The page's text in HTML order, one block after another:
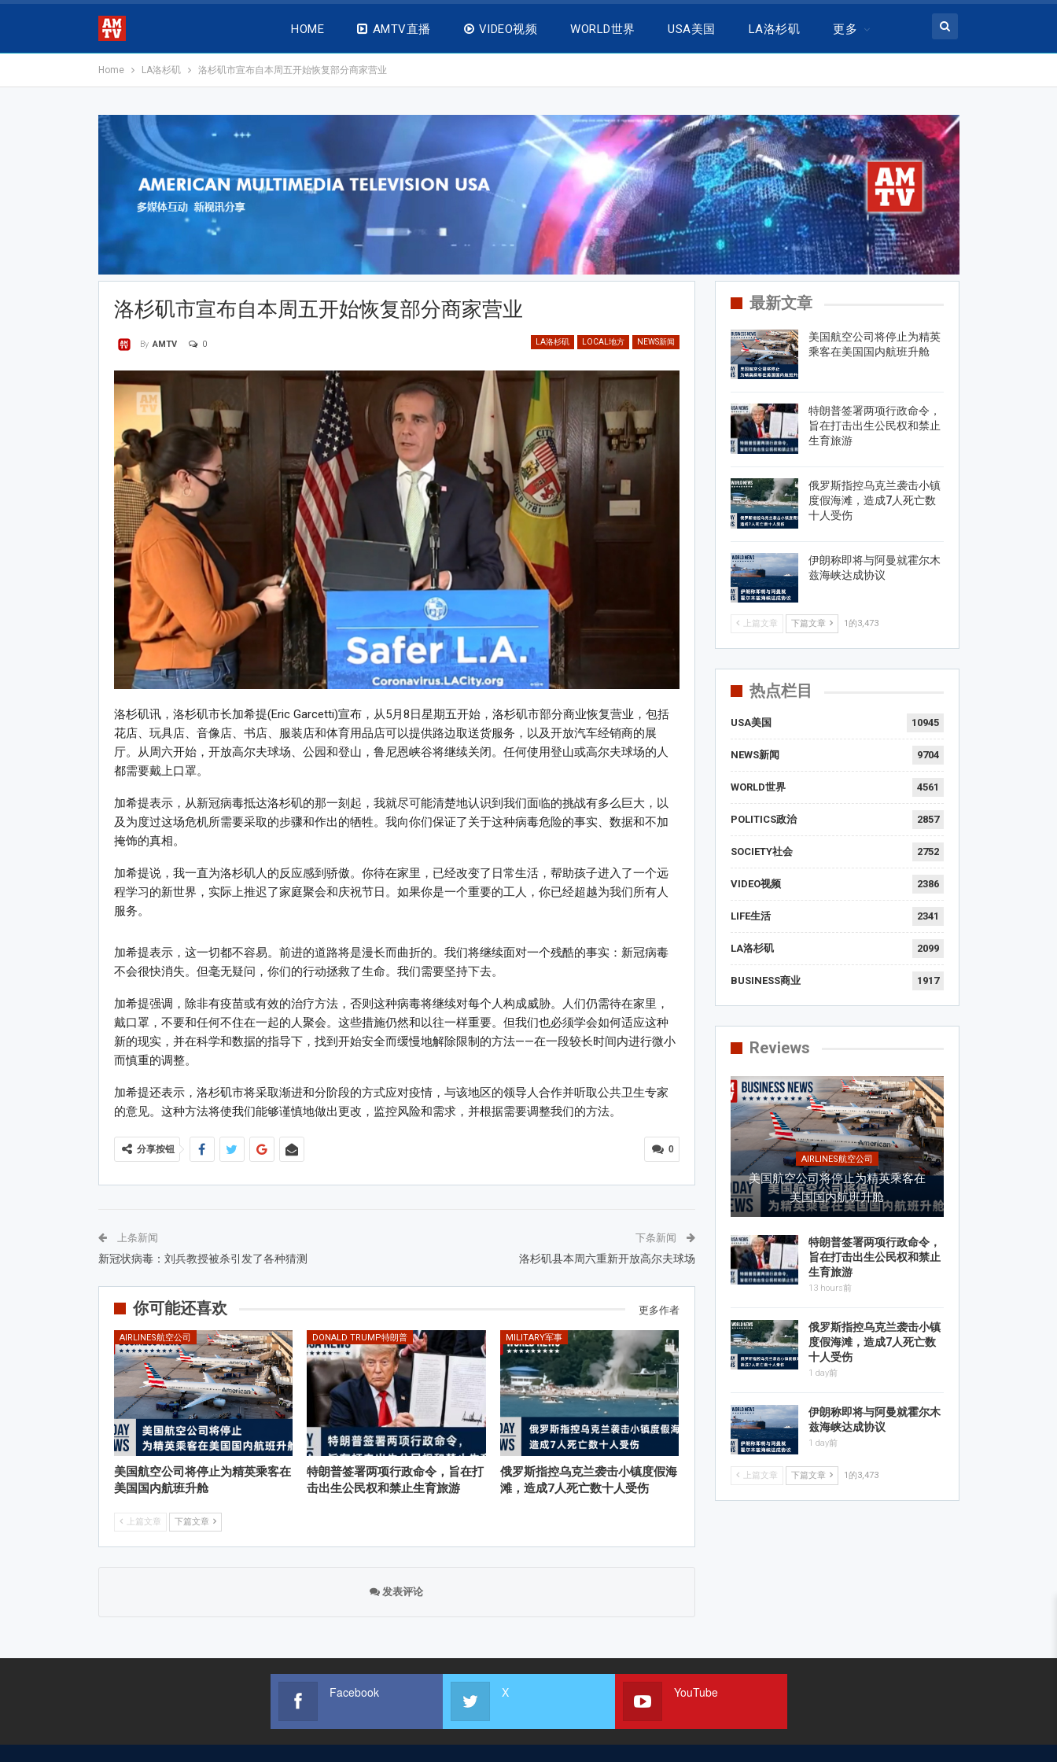
HOME AMTV直播 VIDEO视频 WORLD世界 USA美国 LA洛杉矶 更多
Home LA洛杉矶 洛杉矶市宣布自本周五开始恢复部分商家营业
洛杉矶市宣布自本周五开始恢复部分商家营业
LA洛杉矶 LOCAL地方 NEWS新闻
By AMTV 0
洛杉矶讯，洛杉矶市长加希提(Eric Garcetti)宣布，从5月8日星期五开始，洛杉矶市部分商业恢复营业，包括
花店、玩具店、音像店、书店、服装店和体育用品店可以提供路边取送货服务，以及开放汽车经销商的展
厅。从周六开始，开放高尔夫球场、公园和登山，鲁尼恩峡谷将继续关闭。任何使用登山或高尔夫球场的人
都需要戴上口罩。
加希提表示，从新冠病毒抵达洛杉矶的那一刻起，我就尽可能清楚地认识到我们面临的挑战有多么巨大，以
及为度过这场危机所需要采取的步骤和作出的牺牲。我向你们保证了关于这种病毒危险的事实、数据和不加
掩饰的真相。
加希提说，我一直为洛杉矶人的反应感到骄傲。你待在家里，已经改变了日常生活，帮助孩子进入了一个远
程学习的新世界，实际上推迟了家庭聚会和庆祝节日。如果你是一个重要的工人，你已经超越为我们所有人
服务。
加希提表示，这一切都不容易。前进的道路将是漫长而曲折的。我们将继续面对一个残酷的事实：新冠病毒
不会很快消失。但毫无疑问，你们的行动拯救了生命。我们需要坚持下去。
加希提强调，除非有疫苗或有效的治疗方法，否则这种病毒将继续对每个人构成威胁。人们仍需待在家里，
戴口罩，不要和任何不住在一起的人聚会。这些措施仍然和以往一样重要。但我们也必须学会如何适应这种
新的现实，并在科学和数据的指导下，找到开始安全而缓慢地解除限制的方法——在一段较长时间内进行微小
而慎重的调整。
加希提还表示，洛杉矶市将采取渐进和分阶段的方式应对疫情，与该地区的领导人合作并听取公共卫生专家
的意见。这种方法将使我们能够谨慎地做出更改，监控风险和需求，并根据需要调整我们的方法。
0
分享按钮
上条新闻
新冠状病毒：刘兵教授被杀引发了各种猜测
下条新闻
洛杉矶县本周六重新开放高尔夫球场
你可能还喜欢 更多作者
AIRLINES航空公司
美国航空公司将停止为精英乘客在
美国国内航班升舱
DONALD TRUMP特朗普
特朗普签署两项行政命令，旨在打
击出生公民权和禁止生育旅游
MILITARY军事
俄罗斯指控乌克兰袭击小镇度假海
滩，造成7人死亡数十人受伤
上篇文章 下篇文章
发表评论
最新文章
美国航空公司将停止为精英
乘客在美国国内航班升舱
特朗普签署两项行政命令，
旨在打击出生公民权和禁止
生育旅游
俄罗斯指控乌克兰袭击小镇
度假海滩，造成7人死亡数
十人受伤
伊朗称即将与阿曼就霍尔木
兹海峡达成协议
上篇文章 下篇文章 1的3,473
热点栏目
USA美国 10945
NEWS新闻 9704
WORLD世界 4561
POLITICS政治 2857
SOCIETY社会 2752
VIDEO视频 2386
LIFE生活 2341
LA洛杉矶 2099
BUSINESS商业 1917
Reviews
AIRLINES航空公司
美国航空公司将停止为精英乘客在
美国国内航班升舱
特朗普签署两项行政命令，
旨在打击出生公民权和禁止
生育旅游
13 hours前
俄罗斯指控乌克兰袭击小镇
度假海滩，造成7人死亡数
十人受伤
1 day前
伊朗称即将与阿曼就霍尔木
兹海峡达成协议
1 day前
上篇文章 下篇文章 1的3,473
Facebook X YouTube